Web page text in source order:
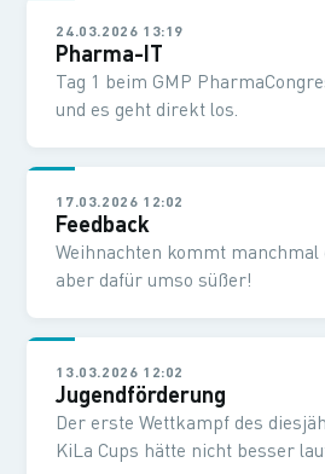
24.03.2026 13:19
Pharma-IT
Tag 1 beim GMP
und es geht direkt los.
17.03.2026 12:02
Feedback
Weihnachten kommt manchmal
aber dafür umso süßer!
13.03.2026 12:02
Jugendförderung
Der erste Wettkampf des
KiLa Cups hätte nicht besser